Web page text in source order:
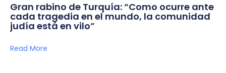
Gran rabino de Turquía: “Como ocurre ante
cada tragedia en el mundo, la comunidad
judía está en vilo”
Read More